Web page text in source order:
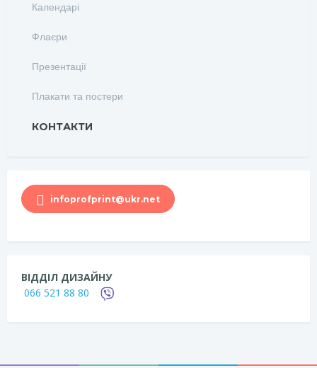
Календарі
Флаєри
Презентації
Плакати та постери
КОНТАКТИ
infoprofprint@ukr.net
ВІДДІЛ ДИЗАЙНУ
066 521 88 80